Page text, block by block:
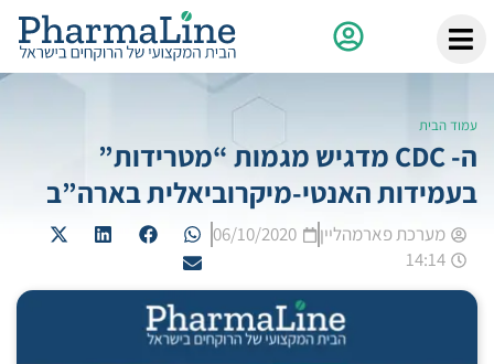
עמוד הבית
ה- CDC מדגיש מגמות “מטרידות”
בעמידות האנטי-מיקרוביאלית בארה”ב
מערכת פארמהליין
06/10/2020
14:14